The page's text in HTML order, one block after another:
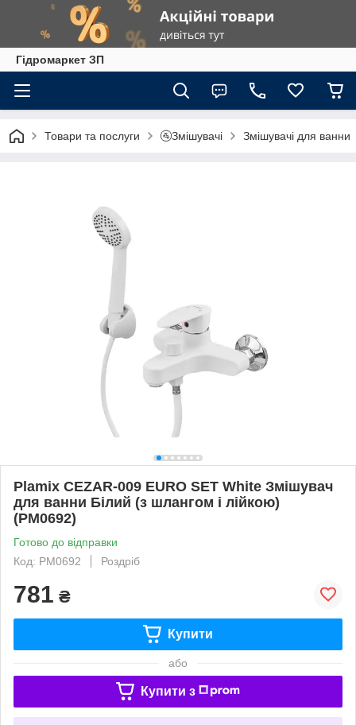
Гiдромаркет ЗП
Товари та послуги 🚰Змішувачі Змішувачі для ванни
Plamix CEZAR-009 EURO SET White Змішувач
для ванни Білий (з шлангом і лійкою)
(PM0692)
Готово до відправки
Код: PM0692
Роздріб
781 ₴
Купити
або
Купити з